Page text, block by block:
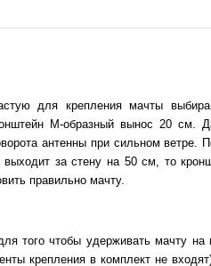
для крепления мачты
М-образный вынос 20 см.
антенны при сильном ветре.
за стену на 50 см, то
правильно мачту.
того чтобы удерживать мачту на
крепления в комплект не